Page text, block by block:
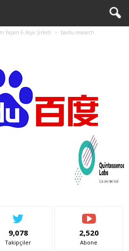
Yapan 6 Asya Şirketi baidu-research
9,078
Takipçiler
2,520
Abone